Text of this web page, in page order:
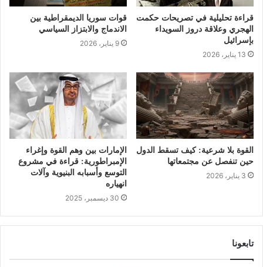
قراءة تحليلية في تصريحات حكمت
الهجري وعلاقة دروز السويداء
بإسرائيل
13 يناير، 2026
قوات سوريا الديمقراطية بين
الاندماج والابتزاز السياسي
9 يناير، 2026
القوة بلا شرعية: كيف تسقط الدول
حين تنفصل عن مجتمعاتها
3 يناير، 2026
الإمارات بين وهم القوة وإغراء
الإمبراطورية: قراءة في مشروع
التوسع وأسبابه البنيوية وآلات
انهياره
30 ديسمبر، 2025
تابعونا